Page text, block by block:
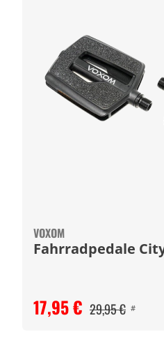
VOXOM
Fahrradpedale
17,95 € 29,95 € #